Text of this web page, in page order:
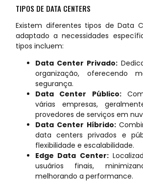
TIPOS DE DATA CENTERS
Existem diferentes tipos de Data
adaptado a necessidades
tipos incluem:
Data Center Privado:
organização, oferecendo
segurança.
Data Center Público:
várias empresas,
provedores de serviços em
Data Center Híbrido:
data centers privados e
flexibilidade e escalabilidade.
Edge Data Center:
usuários finais,
melhorando a performance.